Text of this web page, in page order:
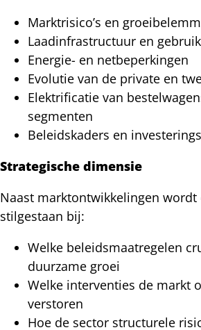
Marktrisico’s en
Laadinfrastructuur en
Energie- en netbeperkingen
Evolutie van de private en
Elektrificatie van
segmenten
Beleidskaders en
Strategische dimensie
Naast marktontwikkelingen wordt
stilgestaan bij:
Welke beleidsmaatregelen
duurzame groei
Welke interventies de markt
verstoren
Hoe de sector structurele